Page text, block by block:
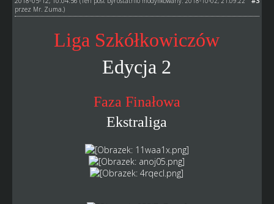
przez Mr. Zuma.)
Liga Szkółkowiczów
Edycja 2
Faza Finałowa
Ekstraliga